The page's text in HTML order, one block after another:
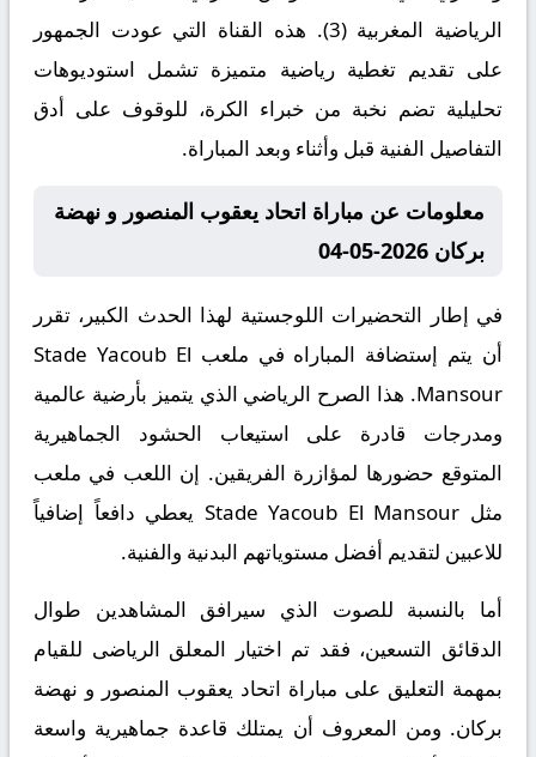
الرياضية المغربية (3). هذه القناة التي عودت الجمهور
على تقديم تغطية رياضية متميزة تشمل استوديوهات
تحليلية تضم نخبة من خبراء الكرة، للوقوف على أدق
التفاصيل الفنية قبل وأثناء وبعد المباراة.
معلومات عن مباراة اتحاد يعقوب المنصور و نهضة
بركان 2026-05-04
في إطار التحضيرات اللوجستية لهذا الحدث الكبير، تقرر
أن يتم إستضافة المباراه في ملعب Stade Yacoub El
Mansour. هذا الصرح الرياضي الذي يتميز بأرضية عالمية
ومدرجات قادرة على استيعاب الحشود الجماهيرية
المتوقع حضورها لمؤازرة الفريقين. إن اللعب في ملعب
مثل Stade Yacoub El Mansour يعطي دافعاً إضافياً
للاعبين لتقديم أفضل مستوياتهم البدنية والفنية.
أما بالنسبة للصوت الذي سيرافق المشاهدين طوال
الدقائق التسعين، فقد تم اختيار المعلق الرياضى للقيام
بمهمة التعليق على مباراة اتحاد يعقوب المنصور و نهضة
بركان. ومن المعروف أن يمتلك قاعدة جماهيرية واسعة